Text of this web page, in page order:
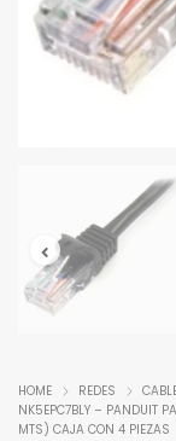
HOME REDES
NK5EPC7BLY – PANDUIT
MTS) CAJA CON 4 PIEZAS